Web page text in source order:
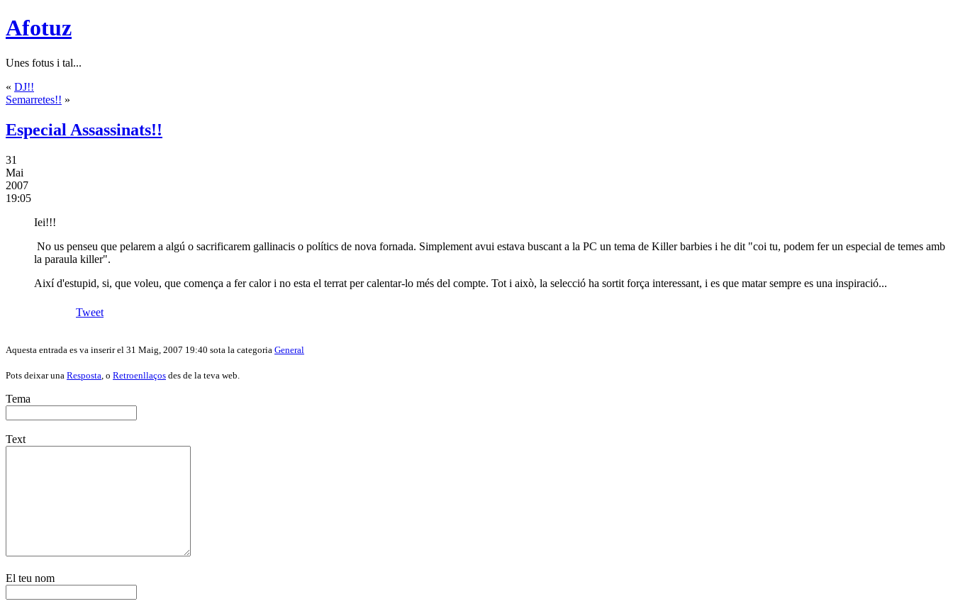
Afotuz
Unes fotus i tal...
« DJ!!
Semarretes!! »
Especial Assassinats!!
31
Mai
2007
19:05
Iei!!!
No us penseu que pelarem a algú o sacrificarem gallinacis o polítics de nova fornada. Simplement avui estava buscant a la PC un tema de Killer barbies i he dit "coi tu, podem fer un especial de temes amb
la paraula killer".
Així d'estupid, si, que voleu, que comença a fer calor i no esta el terrat per calentar-lo més del compte. Tot i això, la selecció ha sortit força interessant, i es que matar sempre es una inspiració...
Tweet
Aquesta entrada es va inserir el 31 Maig, 2007 19:40 sota la categoria General
Pots deixar una Resposta , o Retroenllaços des de la teva web.
Tema
Text
El teu nom